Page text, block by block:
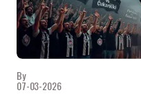
By
07-03-2026